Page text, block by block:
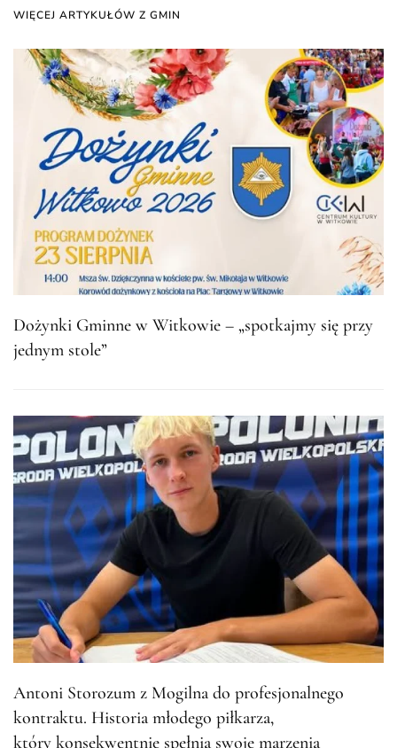
WIĘCEJ ARTYKUŁÓW Z GMIN
Dożynki Gminne w Witkowie – „spotkajmy się przy
jednym stole”
Antoni Storozum z Mogilna do profesjonalnego
kontraktu. Historia młodego piłkarza,
który konsekwentnie spełnia swoje marzenia